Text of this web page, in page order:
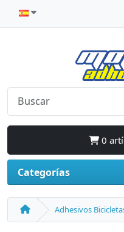
0
Categorías
Adhesivos